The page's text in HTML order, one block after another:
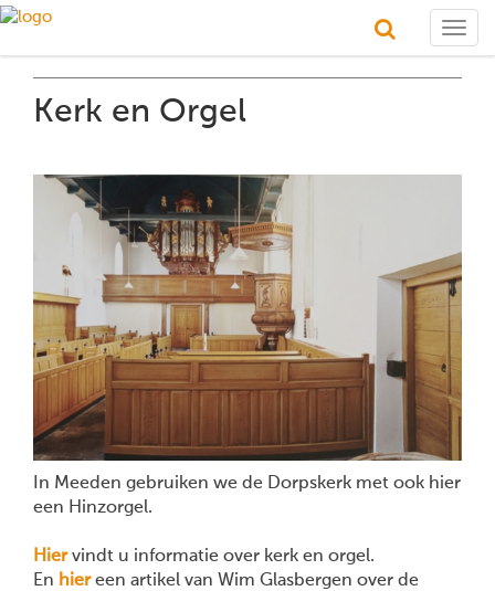
Kerk en Orgel
In Meeden gebruiken we de Dorpskerk met ook hier
een Hinzorgel.
Hiervindt u informatie over kerk en orgel.
En hiereen artikel van Wim Glasbergen over de